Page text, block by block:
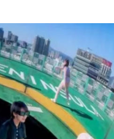
警一路開道護送
年健康